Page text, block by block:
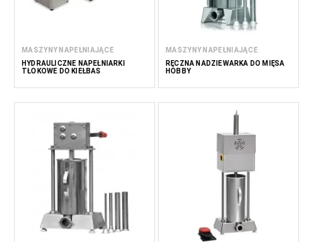
MASZYNY NAPEŁNIAJĄCE
HYDRAULICZNE NAPEŁNIARKI
TŁOKOWE DO KIEŁBAS
MASZYNY NAPEŁNIAJĄCE
RĘCZNA NADZIEWARKA DO MIĘSA
HOBBY